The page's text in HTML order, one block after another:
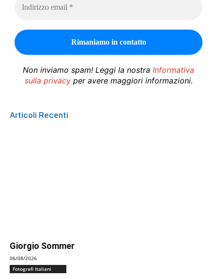
Non inviamo spam! Leggi la nostra Informativa
sulla privacyper avere maggiori informazioni.
Articoli Recenti
Giorgio Sommer
06/08/2026
Fotografi Italiani